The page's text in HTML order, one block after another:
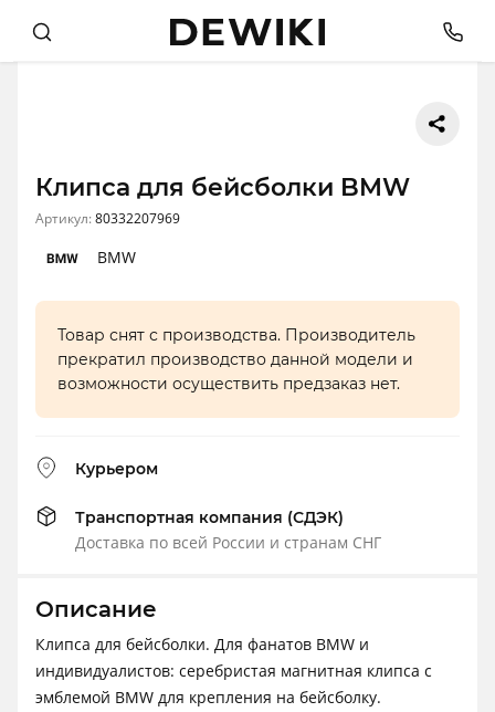
Клипса для бейсболки BMW
Артикул:80332207969
BMW
Товар снят с производства. Производитель
прекратил производство данной модели и
возможности осуществить предзаказ нет.
Курьером
Транспортная компания (СДЭК)
Доставка по всей России и странам СНГ
Описание
Клипса для бейсболки. Для фанатов BMW и
индивидуалистов: серебристая магнитная клипса с
эмблемой BMW для крепления на бейсболку.